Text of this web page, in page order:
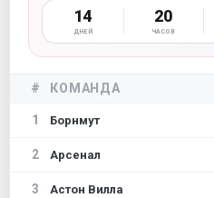
14
ДНЕЙ
20
ЧАСОВ
# КОМАНДА
1 Борнмут
2 Арсенал
3 Астон Вилла